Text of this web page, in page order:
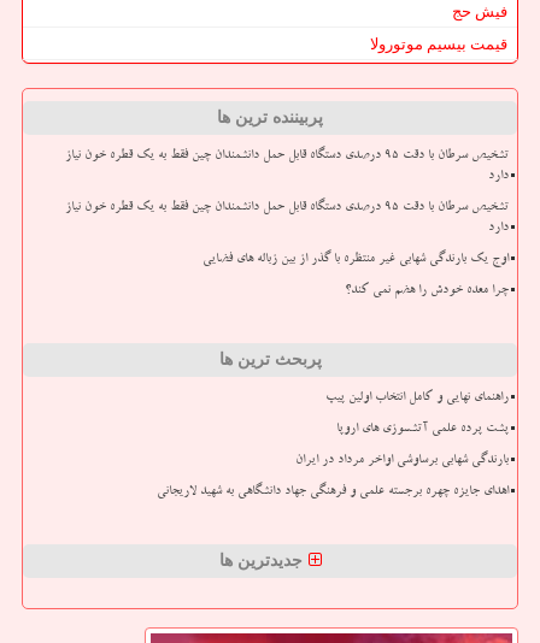
فیش حج
قیمت بیسیم موتورولا
پربیننده ترین ها
تشخیص سرطان با دقت ۹۵ درصدی دستگاه قابل حمل دانشمندان چین فقط به یک قطره خون نیاز
دارد
تشخیص سرطان با دقت ۹۵ درصدی دستگاه قابل حمل دانشمندان چین فقط به یک قطره خون نیاز
دارد
اوج یک بارندگی شهابی غیر منتظره با گذر از بین زباله های فضایی
چرا معده خودش را هضم نمی کند؟
پربحث ترین ها
راهنمای نهایی و کامل انتخاب اولین پیپ
پشت پرده علمی آتشسوزی های اروپا
بارندگی شهابی برساوشی اواخر مرداد در ایران
اهدای جایزه چهره برجسته علمی و فرهنگی جهاد دانشگاهی به شهید لاریجانی
جدیدترین ها